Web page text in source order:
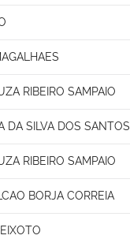
RIBEIRO SAMPAIO
DA SILVA DOS SANTOS
RIBEIRO SAMPAIO
BORJA CORREIA